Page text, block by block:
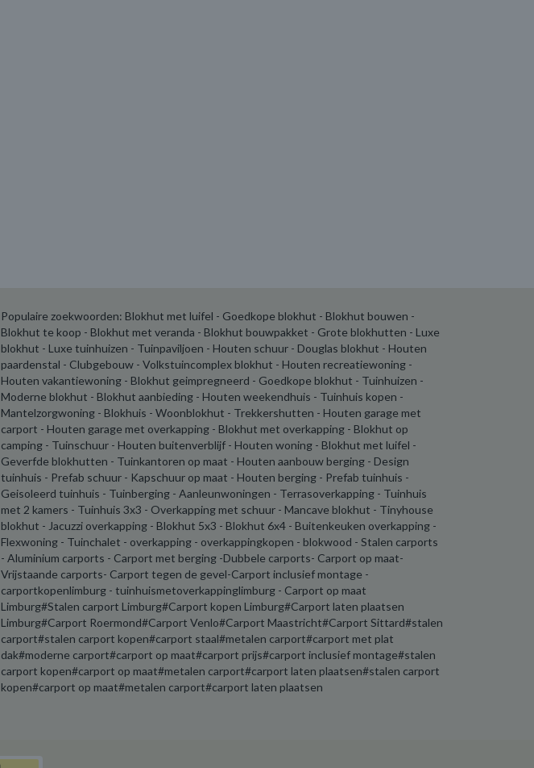
Populaire zoekwoorden: Blokhut met luifel - Goedkope blokhut - Blokhut bouwen -
Blokhut te koop - Blokhut met veranda - Blokhut bouwpakket - Grote blokhutten - Luxe
blokhut - Luxe tuinhuizen - Tuinpaviljoen - Houten schuur - Douglas blokhut - Houten
paardenstal - Clubgebouw - Volkstuincomplex blokhut - Houten recreatiewoning -
Houten vakantiewoning - Blokhut geimpregneerd - Goedkope blokhut - Tuinhuizen -
Moderne blokhut - Blokhut aanbieding - Houten weekendhuis - Tuinhuis kopen -
Mantelzorgwoning - Blokhuis - Woonblokhut - Trekkershutten - Houten garage met
carport - Houten garage met overkapping - Blokhut met overkapping - Blokhut op
camping - Tuinschuur - Houten buitenverblijf - Houten woning - Blokhut met luifel -
Geverfde blokhutten - Tuinkantoren op maat - Houten aanbouw berging - Design
tuinhuis - Prefab schuur - Kapschuur op maat - Houten berging - Prefab tuinhuis -
Geisoleerd tuinhuis - Tuinberging - Aanleunwoningen - Terrasoverkapping - Tuinhuis
met 2 kamers - Tuinhuis 3x3 - Overkapping met schuur - Mancave blokhut - Tinyhouse
blokhut - Jacuzzi overkapping - Blokhut 5x3 - Blokhut 6x4 - Buitenkeuken overkapping -
Flexwoning - Tuinchalet - overkapping - overkappingkopen - blokwood - Stalen carports
- Aluminium carports - Carport met berging -Dubbele carports- Carport op maat-
Vrijstaande carports- Carport tegen de gevel-Carport inclusief montage -
carportkopenlimburg - tuinhuismetoverkappinglimburg - Carport op maat
Limburg#Stalen carport Limburg#Carport kopen Limburg#Carport laten plaatsen
Limburg#Carport Roermond#Carport Venlo#Carport Maastricht#Carport Sittard#stalen
carport#stalen carport kopen#carport staal#metalen carport#carport met plat
dak#moderne carport#carport op maat#carport prijs#carport inclusief montage#stalen
carport kopen#carport op maat#metalen carport#carport laten plaatsen#stalen carport
kopen#carport op maat#metalen carport#carport laten plaatsen